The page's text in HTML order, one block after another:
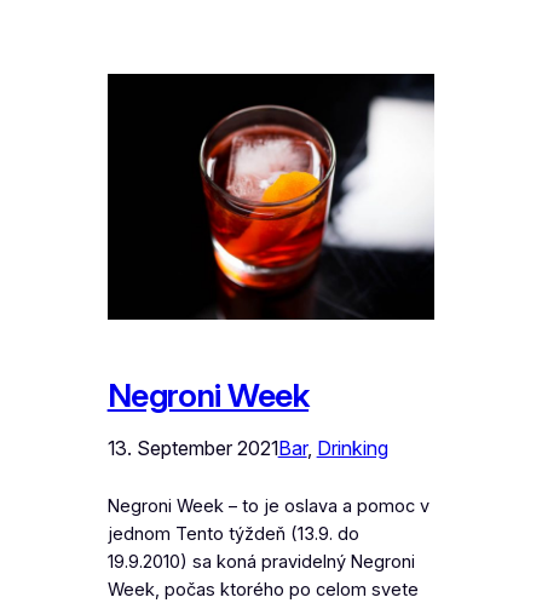
Negroni Week
13. September 2021Bar, Drinking
Negroni Week – to je oslava a pomoc v
jednom Tento týždeň (13.9. do
19.9.2010) sa koná pravidelný Negroni
Week, počas ktorého po celom svete